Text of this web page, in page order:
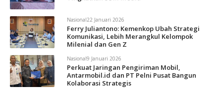
Nasional22 Januari 2026
Ferry Juliantono: Kemenkop Ubah Strategi
Komunikasi, Lebih Merangkul Kelompok
Milenial dan Gen Z
Nasional9 Januari 2026
Perkuat Jaringan Pengiriman Mobil,
Antarmobil.id dan PT Pelni Pusat Bangun
Kolaborasi Strategis